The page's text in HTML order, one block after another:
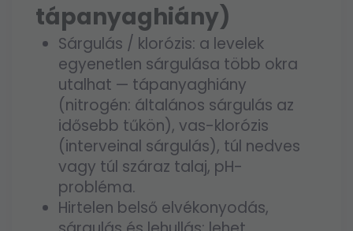
tápanyaghiány)
Sárgulás / klorózis: a levelek
egyenetlen sárgulása több okra
utalhat — tápanyaghiány
(nitrogén: általános sárgulás az
idősebb tűkön), vas-klorózis
(interveinal sárgulás), túl nedves
vagy túl száraz talaj, pH-
probléma.
Hirtelen belső elvékonyodás,